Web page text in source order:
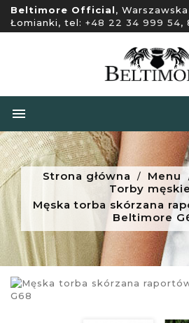
Beltimore Official,
Łomianki, tel: +48 22 34 999 54,

Strona główna Menu
Torby męskie
Męska torba skórzana
Beltimore